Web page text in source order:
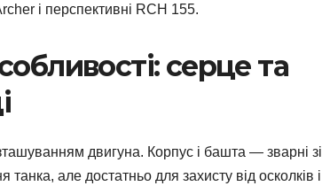
і перспективні RCH 155.
серце та
двигуна. Корпус і башта — зварні зі
але достатньо для захисту від осколків і